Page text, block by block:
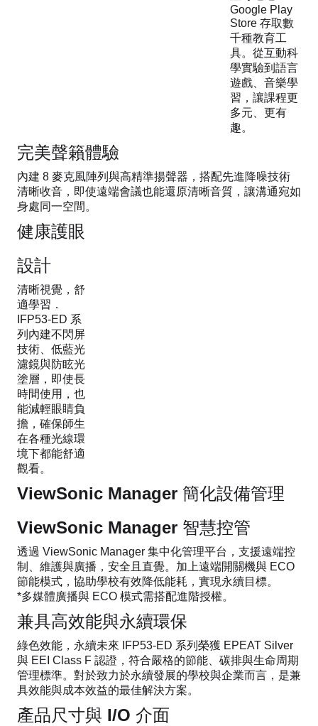
Google Play
Store 存取數
千種教育工
具。從互動科
學實驗到語言
遊戲、音樂學
習，讓課程更
多元、更有
趣。
完美聲籟體驗
內建 8 麥克風陣列與高精準揚聲器，搭配先進降噪技術
清晰收音，即使遠端會議也能還原清晰音質，讓溝通宛如
身處同一空間。
健康護眼
設計
清晰視覺，舒
適學習．
IFP53-ED 系
列內建不閃屏
技術、低藍光
濾鏡與防眩光
塗層，即使長
時間使用，也
能減輕眼睛負
擔，確保師生
在各種光線環
境下都能舒適
觀看。
ViewSonic Manager 簡化設備管理
ViewSonic Manager 智慧控管
透過 ViewSonic Manager 集中化管理平台，支援遠端控
制、維護與廣播，安全且直覺。加上遠端開關機與 ECO
節能模式，協助學校有效降低能耗，實現永續目標。
*多媒體廣播與 ECO 模式需搭配進階授權。
兼具高效能與永續環保
綠色效能，永續未來 IFP53-ED 系列榮獲 EPEAT Silver
與 EEI Class F 認證，符合嚴格的節能、碳排與生命周期
管理標準。對於致力於永續發展的學校與企業而言，是兼
具效能與成本效益的最佳解決方案。
產品尺寸與 I/O 介面